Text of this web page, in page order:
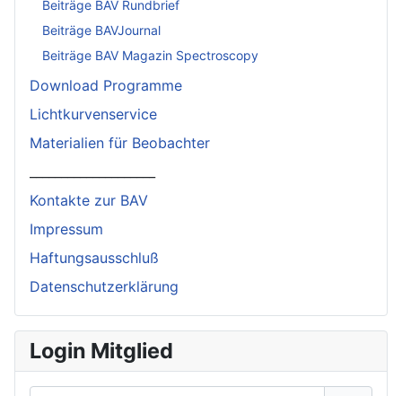
Beiträge BAV Rundbrief
Beiträge BAVJournal
Beiträge BAV Magazin Spectroscopy
Download Programme
Lichtkurvenservice
Materialien für Beobachter
Kontakte zur BAV
Impressum
Haftungsausschluß
Datenschutzerklärung
Login Mitglied